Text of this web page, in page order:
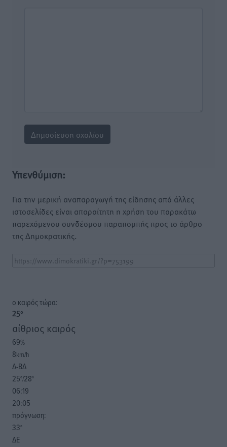
Υπενθύμιση:
Για την μερική αναπαραγωγή της είδησης από άλλες
ιστοσελίδες είναι απαραίτητη η χρήση του παρακάτω
παρεχόμενου συνδέσμου παραπομπής προς το άρθρο
της Δημοκρατικής.
o καιρός τώρα:
25°
αίθριος καιρός
69%
8km/h
Δ-ΒΔ
25°/28°
06:19
20:05
πρόγνωση:
33°
ΔΕ